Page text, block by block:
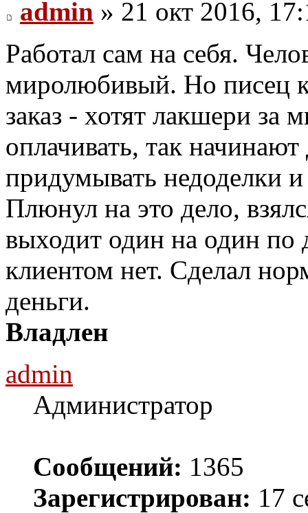
admin » 21 окт 2016,
Работал сам на себя.
миролюбивый. Но писец
заказ - хотят лакшери
оплачивать, так
придумывать недоделки
Плюнул на это дело,
выходит один на один по
клиентом нет. Сделал
деньги.
Владлен
admin
Администратор
Сообщений: 1365
Зарегистрирован: 17